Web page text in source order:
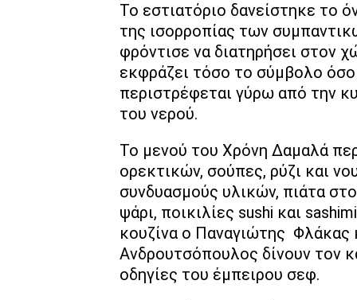
Το εστιατόριο δανείστηκε το
της ισορροπίας των
φρόντισε να διατηρήσει στον
εκφράζει τόσο το σύμβολο
περιστρέφεται γύρω από την
του νερού.
Το μενού του Χρόνη Δαμαλά
ορεκτικών, σούπες, ρύζι και
συνδυασμούς υλικών, πιάτα
ψάρι, ποικιλίες sushi και
κουζίνα ο Παναγιώτης Φλάκας
Ανδρουτσόπουλος δίνουν τον
οδηγίες του έμπειρου σεφ.